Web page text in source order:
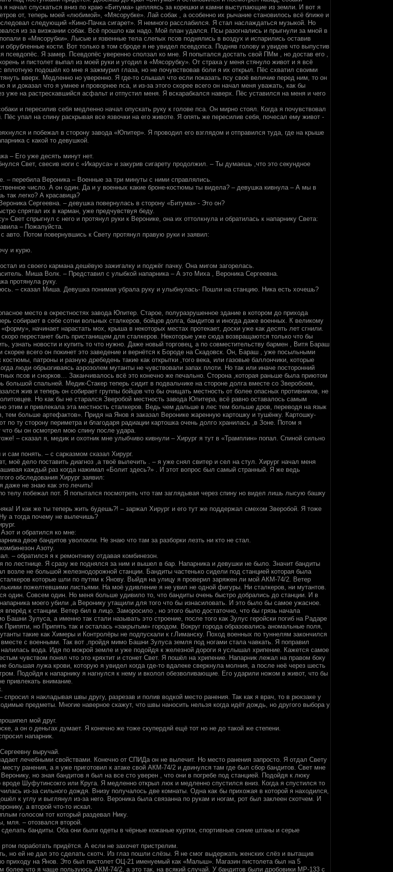
я начал спускаться вниз по краю «Битума» цепляясь за корешки и камни выступающие из земли. И вот я
от, теперь моей «любимой», «Мясорубке». Лай собак , а особенно их рычание становилось всё ближе и
следующий «Кино-Пачка сигарет». Я немного расслабился. Я стал наслаждаться музыкой. Но
из за визжании собак. Всё прошло как надо. Мой план удался. Псы разогнались и прыгнули за мной в
в «Мясорубки». Лысые и язвенные тела слепых псов поднялись в воздух и испарились оставив
обрубленные кости. Вот только в том сброде я не увидел псевдопса. Подняв голову и увидев что выпустив
псевдопёс. Я замер. Псевдопёс уверенно сползал ко мне. Я попытался достать свой ПМм , но достав его ,
и пистолет выпал из моей руки и угодил в «Мясорубку». От страха у меня стянуло живот и я всё
подошёл ко мне я зажмурил глаза, но не почувствовав боли я их открыл. Пёс схватил своими
вверх. Медленно но уверенно. Я где-то слышал что если показать псу своё величие перед ним, то он
я и доказал что я умнее и проворнее пса, и из-за этого скорее всего он начал меня уважать, как бы
уже на растрескавшийся асфальт и отпустил меня. Я вскарабкался наверх. Пёс уставился на меня и чего
и пересилив себя медленно начал опускать руку к голове пса. Он мирно стоял. Когда я почувствовал
Пёс упал на спину раскрывая все язвочки на его животе. Я опять же пересилив себя, почесал ему живот -
и побежал в сторону завода «Юпитер». Я проводил его взглядом и отправился туда, где на крыше
с какой то девушкой.
– Его уже десять минут нет.
Свет, свесив ноги с «Икаруса» и закурив сигарету продолжил. – Ты думаешь ,что это секундное
– перебила Вероника – Военные за три минуты с ними справлялись.
число. А он один. Да и у военных какие броне-костюмы ты видела? – девушка кивнула – А мы в
легко? А красавица?
Сергеевна. – девушка повернулась в сторону «Битума» - Это он?
спрятал их в карман, уже предчувствуя беду.
Свет спрыгнул с него и протянул руки к Веронике, она их оттолкнула и обратилась к напарнику Света:
– Пожалуйста.
авто. Потом повернувшись к Свету протянул правую руки и заявил:
и курю.
из своего кармана дешёвую зажигалку и поджёг пачку. Она мигом загорелась.
Миша Волк. – Представил с улыбкой напарника – А это Миха , Вероника Сергеевна.
протянула руку.
– сказал Миша. Девушка понимая убрала руку и улыбнулась- Пошли на станцию. Ника есть хочешь?
место в окрестностях завода Юпитер. Старое, полуразрушенное здание в котором до прихода
собирает в себе сотни вольных сталкеров, бойцов долга, бандитов и иногда даже военных. К великому
начинает нарастать мох, крыша в некоторых местах протекает, доски уже как десять лет сгнили.
скоро перестанет быть пристанищем для сталкеров. Некоторые уже сюда возвращаются только что бы
узнать новости и купить то что нужно. Даже новый торговец, а по совместительству бармен , Витя Бараш
скорее всего он покинет это заведение и вернётся к Бороде на Скадовск. Он, Бараш , уже посыльными
костюмы, патроны и разную дребедень такие как открытки ,того века, или газовые баллончики, которые
люди обрызгиваясь аэрозолем мутанты не чувствовали запах плоти. Но так или иначе посторонний
псов и снорков… Заканчивалось всё это конечно же печально. Сторона ,которая раньше была приютом
большой спальней. Медик-Стакер теперь сидит в подвальчике на стороне долга вместе со Зверобоем,
жив и теперь он собирает группы бойцов что бы очищать местность от более опасных противников, не
Но как бы не старался Зверобой местность завода Юпитера, всё равно оставалось самым
этим и привлекала эта местность сталкеров. Ведь чем дальше в лес тем больше дров, переводя на язык
тем больше артефактов». Придя на Янов я заказал Веронике жаренную картошку и тушёнку. Картошку-
по ту сторону периметра и благодаря радиации картошка очень долго хранилась ,в Зоне. Потом я
что бы он осмотрел мою спину после удара.
– сказал я, медик и охотник мне улыбчиво кивнули – Хирург я тут в «Трамплин» попал. Спиной сильно
сам понять. – с сарказмом сказал Хирург.
моё дело поставить диагноз ,а твоё вылечить . – я уже снял свитер и сел на стул. Хирург начал меня
каждый раз когда нажимал «Болит здесь?» . И этот вопрос был самый странный. Я же ведь
обследования Хирург заявил:
даже не знаю как это лечить!
телу побежал пот. Я попытался посмотреть что там заглядывая через спину но видел лишь лысую башку
И как же ты теперь жить будешь?! – заржал Хирург и его тут же поддержал смехом Зверобой. Я тоже
а тогда почему не вылечишь?
и обратился ко мне:
двое бандитов уволокли. Не знаю что там за разборки лезть ни кто не стал.
Азоту.
– обратился я к ремонтнику отдавая комбинезон.
по лестнице. Я сразу же поднялся за ним и вышел в бар. Напарника и девушки не было. Значит бандиты
возле не большой железнодорожной станции. Бандиты частенько сидели под станцией которая была
которые шли по путям к Янову. Выйдя на улицу я проверил заряжен ли мой АКМ-74/2. Ветер
пожелтевшими листьями. На моё удивление я не увил не одной фигуры. Ни сталкеров, ни мутантов.
один. Совсем один. Но меня больше удивило то, что бандиты очень быстро добрались до станции. И в
моего убили ,а Веронику утащили для того что бы изнасиловать. И это было бы самое ужасное.
вперёд к станции. Ветер бил в лицо. Заморосило , но этого было достаточно, что бы грязь начала
Башни Зулуса, а именно так стали называть это строение, после того как Зулус геройски погиб на Радаре
но Припять так и осталась «закрытым» городом. Вокруг города образовались аномальные поля,
такие как Химеры и Контролёры не подпускали к г.Лиманску. Поход военных по туннелям закончился
с военными. Так вот ,пройдя мимо Башни Зулуса земля под ногами стала чавкать. Я поправил
налилась вода. Идя по мокрой земле и уже подойдя к железной дороги я услышал хрипение. Кажется самое
чувством понял что это кряхтит и стонет Свет. Я пошёл на хрипение. Напарник лежал на правом боку
большая лужа крови, которую я увидел когда где-то вдалеке сверкнула молния, а после неё через шесть
Подойдя к напарнику я нагнулся к нему и вколол обезволивающие. Его ударили ножом в живот, что бы
привлекать внимание.
я накладывая швы другу, разрезав и полив водкой место ранения. Так как я врач, то в рюкзаке у
предметы. Многие наверное скажут, что швы наносить нельзя когда идёт дождь, но другого выбора у
мой друг.
а он о деньгах думает. Я конечно же тоже скупердяй ещё тот но не до такой же степени.
напарник.
выручай.
лечебными свойствами. Конечно от СПИДа он не вылечит. Но место ранения запросто. Я отдал Свету
ранения, а я уже приготовил к атаке свой АКМ-74/2 и двинулся там где был сбор бандитов. Свет мне
но зная бандитов я был на все сто уверен , что они в погребе под станцией. Подойдя к люку
вроде Шуфутинсокго или Круга. Я медленно открыл люк и медленно спустился вниз. Когда я спустился то
из-за сильного дождя. Внизу получалось две комнаты. Одна как бы прихожая в которой я находился,
к углу и выглянул из-за него. Вероника была связанна по рукам и ногам, рот был заклеен скотчем. И
а второй что-то искал.
голосом тот который раздевал Нику.
мля. – отозвался второй.
бандиты. Оба они были одеты в чёрные кожаные куртки, спортивные синие штаны и серые
поработать придётся. А если не захочет пристрелим.
но ей не дал это сделать скотч. Из глаз пошли слёзы. Я не смог выдержать женских слёз и вытащив
приходу на Янов. Это был пистолет ОЦ-21 именуемый как «Малыш». Магазин пистолета был на 5
более что я чаще пользуюсь АКМ-74/2, а это так, на всякий случай. У бандитов были дробовики МР-133 с